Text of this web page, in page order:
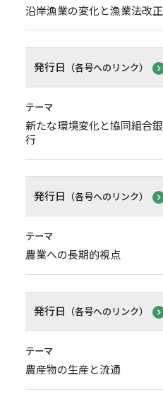
沿岸漁業の変化と漁業法改正
発行日 （各号へのリンク）
テーマ
新たな環境変化と協同組合銀
行
発行日 （各号へのリンク）
テーマ
農業への長期的視点
発行日 （各号へのリンク）
テーマ
農産物の生産と流通